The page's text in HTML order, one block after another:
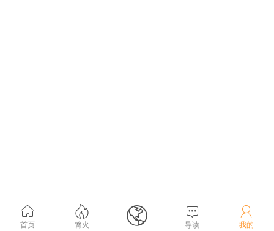

首页

篝火  
导读

我的